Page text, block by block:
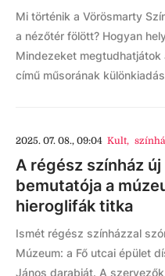
Mi történik a Vörösmarty
a nézőtér fölött? Hogyan
Mindezeket megtudhatjátok
című műsorának
2025. 07. 08., 09:04 Kult,
A régész színház új
bemutatója a
hieroglifák titka
Ismét régész színházzal
Múzeum: a Fő utcai épület
János darabját. A